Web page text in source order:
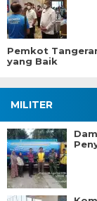
Pemkot
yang Baik
MILITER